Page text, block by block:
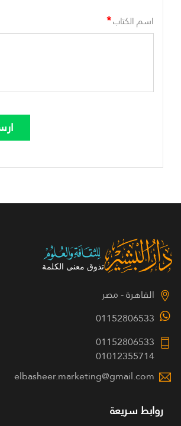
اسم الكتاب*
القاهرة - مصر
01152806533
01152806533
01012355714
elbasheer.marketing@gmail.com
روابط سريعة